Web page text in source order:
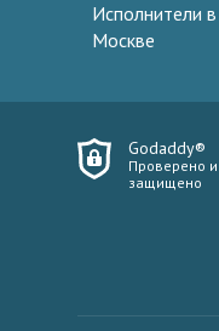
Исполнители в
Москве
Godaddy®
Проверено и
защищено